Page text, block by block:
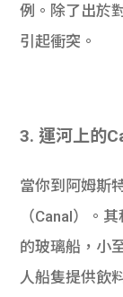
例。除了出於
引起衝突。
3. 運河上的
當你到阿姆斯
（Canal）。
的玻璃船，小
人船隻提供飲